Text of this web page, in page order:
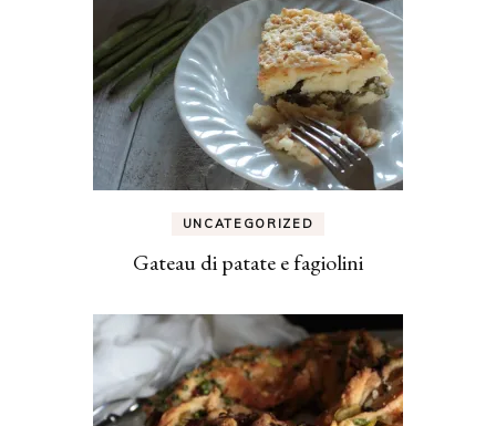
UNCATEGORIZED
Gateau di patate e fagiolini